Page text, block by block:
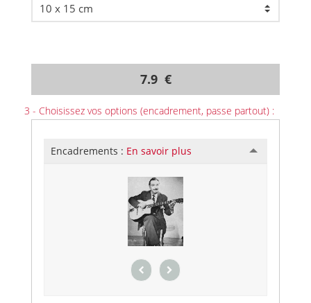
7.9 €
3 - Choisissez vos options (encadrement, passe partout) :
Encadrements : En savoir plus